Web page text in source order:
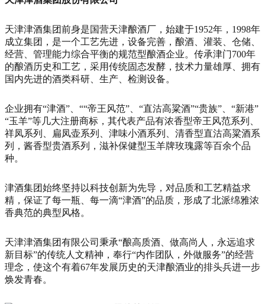
天津津酒集团前身是国营天津酿酒厂，始建于1952年，1998年
成立集团，是一个工艺先进，设备完善，酿酒、灌装、仓储、
经营、管理能力综合平衡的规范型酿酒企业。传承津门700年
的酿酒历史和工艺，采用传统固态发酵，技术力量雄厚、拥有
国内先进的酒类科研、生产、检测设备。
企业拥有“津酒”、““帝王风范”、“直沽高粱酒”“贵族”、“新港”
“玉羊”等几大注册商标，其代表产品有浓香型帝王风范系列、
祥凤系列、扁凤壶系列、津味小酒系列、清香型直沽高粱酒系
列，酱香型贵酒系列，滋补保健型玉羊牌玫瑰露等百余个品
种。
津酒集团始终坚持以科技创新为先导，对品质和工艺精益求
精，保证了每一瓶、每一滴“津酒”的品质，形成了北派绵雅浓
香典范的典型风格。
天津津酒集团有限公司秉承“酿高质酒、做高尚人，永远追求
新目标”的传统人文精神，奉行“内作团队，外做服务”的经营
理念，使这个有着67年发展历史的天津酿酒业的排头兵进一步
焕发青春。